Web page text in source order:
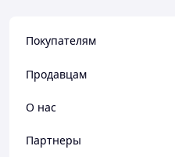
Покупателям
Продавцам
О нас
Партнеры